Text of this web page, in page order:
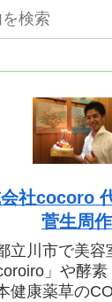
社cocoro
菅生周作
立川市で美容
」や酵
健康薬草の